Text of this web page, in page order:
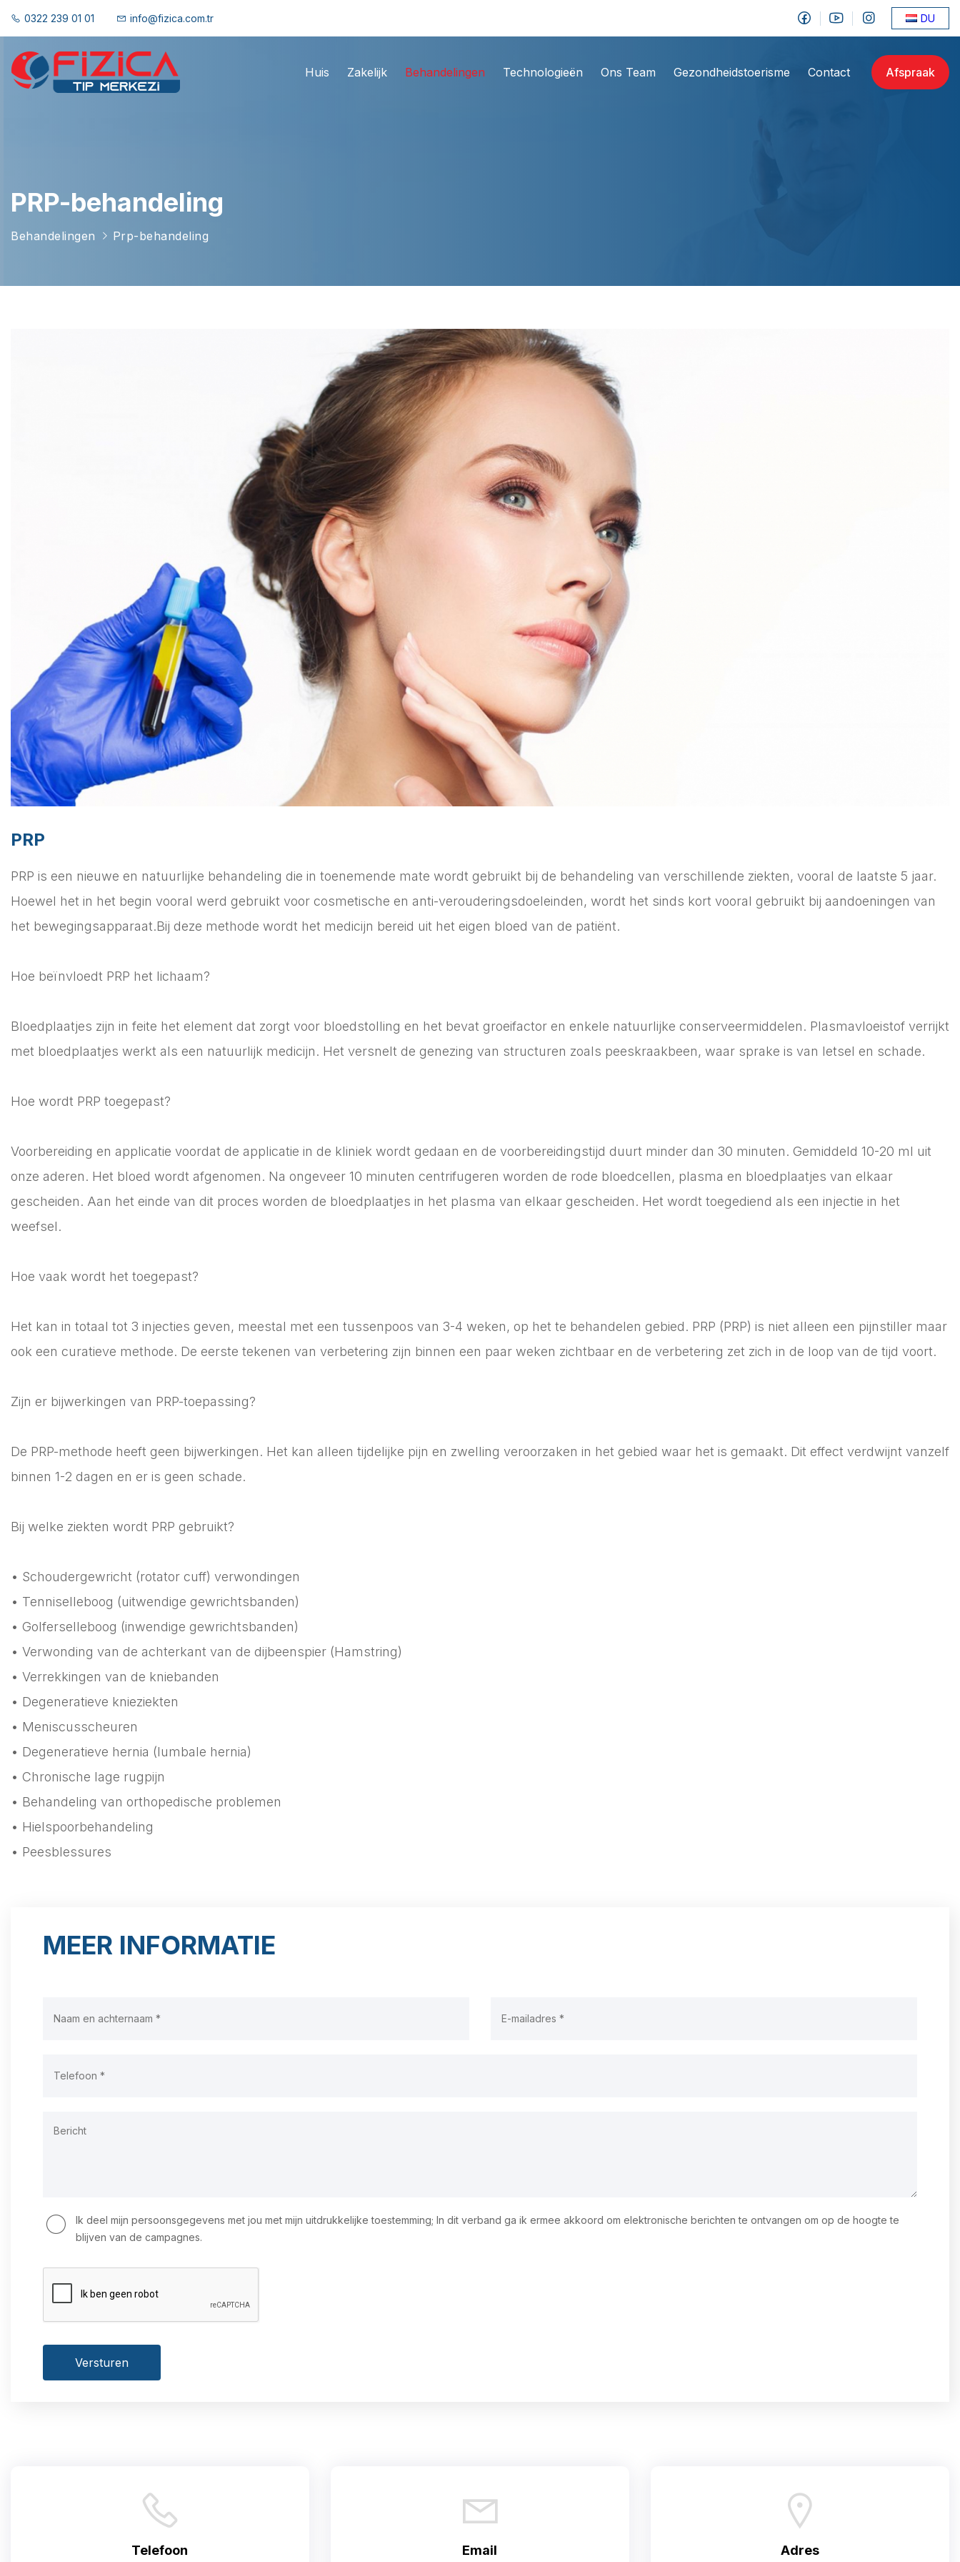
0322 239 01 01 info@fizica.com.tr DU
Huis Zakelijk Behandelingen Technologieën Ons Team Gezondheidstoerisme Contact Afspraak
PRP-behandeling
Behandelingen Prp-behandeling
PRP
PRP is een nieuwe en natuurlijke behandeling die in toenemende mate wordt gebruikt bij de behandeling van verschillende ziekten, vooral de laatste 5 jaar.
Hoewel het in het begin vooral werd gebruikt voor cosmetische en anti-verouderingsdoeleinden, wordt het sinds kort vooral gebruikt bij aandoeningen van
het bewegingsapparaat.Bij deze methode wordt het medicijn bereid uit het eigen bloed van de patiënt.
Hoe beïnvloedt PRP het lichaam?
Bloedplaatjes zijn in feite het element dat zorgt voor bloedstolling en het bevat groeifactor en enkele natuurlijke conserveermiddelen. Plasmavloeistof verrijkt
met bloedplaatjes werkt als een natuurlijk medicijn. Het versnelt de genezing van structuren zoals peeskraakbeen, waar sprake is van letsel en schade.
Hoe wordt PRP toegepast?
Voorbereiding en applicatie voordat de applicatie in de kliniek wordt gedaan en de voorbereidingstijd duurt minder dan 30 minuten. Gemiddeld 10-20 ml uit
onze aderen. Het bloed wordt afgenomen. Na ongeveer 10 minuten centrifugeren worden de rode bloedcellen, plasma en bloedplaatjes van elkaar
gescheiden. Aan het einde van dit proces worden de bloedplaatjes in het plasma van elkaar gescheiden. Het wordt toegediend als een injectie in het
weefsel.
Hoe vaak wordt het toegepast?
Het kan in totaal tot 3 injecties geven, meestal met een tussenpoos van 3-4 weken, op het te behandelen gebied. PRP (PRP) is niet alleen een pijnstiller maar
ook een curatieve methode. De eerste tekenen van verbetering zijn binnen een paar weken zichtbaar en de verbetering zet zich in de loop van de tijd voort.
Zijn er bijwerkingen van PRP-toepassing?
De PRP-methode heeft geen bijwerkingen. Het kan alleen tijdelijke pijn en zwelling veroorzaken in het gebied waar het is gemaakt. Dit effect verdwijnt vanzelf
binnen 1-2 dagen en er is geen schade.
Bij welke ziekten wordt PRP gebruikt?
• Schoudergewricht (rotator cuff) verwondingen
• Tenniselleboog (uitwendige gewrichtsbanden)
• Golferselleboog (inwendige gewrichtsbanden)
• Verwonding van de achterkant van de dijbeenspier (Hamstring)
• Verrekkingen van de kniebanden
• Degeneratieve knieziekten
• Meniscusscheuren
• Degeneratieve hernia (lumbale hernia)
• Chronische lage rugpijn
• Behandeling van orthopedische problemen
• Hielspoorbehandeling
• Peesblessures
MEER INFORMATIE
Ik deel mijn persoonsgegevens met jou met mijn uitdrukkelijke toestemming; In dit verband ga ik ermee akkoord om elektronische berichten te ontvangen om op de hoogte te
blijven van de campagnes.
Versturen
Telefoon Email Adres